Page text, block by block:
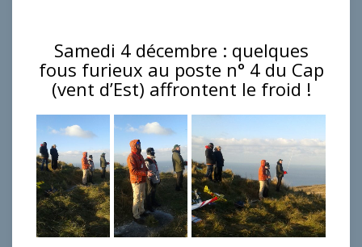
Samedi 4 décembre : quelques
fous furieux au poste n° 4 du Cap
(vent d’Est) affrontent le froid !